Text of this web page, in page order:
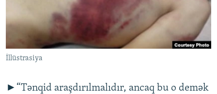
KARIKATURA
AZƏRBAYCAN ƏDƏBIYYATI KITABXANASI
İSLAM VƏ DEMOKRATIYA
İZ - MƏDƏNIYYƏT PROQRAMI
PEŞƏ ETIKASI VƏ JURNALISTIKA STANDARTLARIMIZ
MATERIALLARIMIZDAN ISTIFADƏ
AZADLIQRADIOSU MOBIL TELEFONUNUZDA
BIZI IZLƏ
RFE/RL-in bütün saytları
İllüstrasiya
►“Tənqid araşdırılmalıdır, ancaq bu o demək